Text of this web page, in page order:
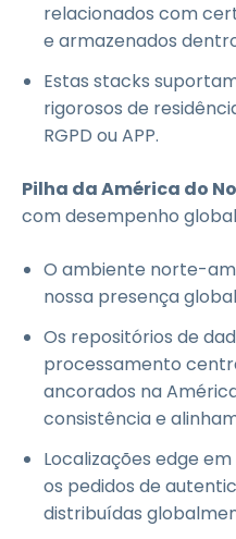
relacionados com
e armazenados
Estas stacks
rigorosos de
RGPD ou APP.
Pilha da América do
com desempenho global
O ambiente norte-
nossa presença
Os repositórios de
processamento
ancorados na
consistência e
Localizações edge
os pedidos de
distribuídas